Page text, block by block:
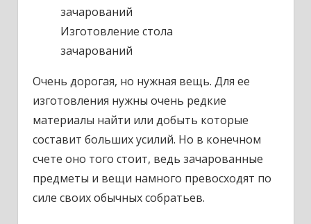
Изготовление стола
зачарований
Очень дорогая, но нужная вещь. Для ее
изготовления нужны очень редкие
материалы найти или добыть которые
составит больших усилий. Но в конечном
счете оно того стоит, ведь зачарованные
предметы и вещи намного превосходят по
силе своих обычных собратьев.